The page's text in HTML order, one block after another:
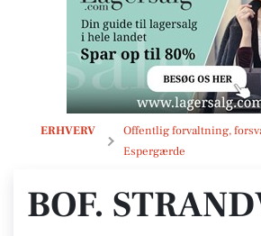
ERHVERV
Offentlig forvaltning,
Espergærde
Bof. Strandvejen
BOF.